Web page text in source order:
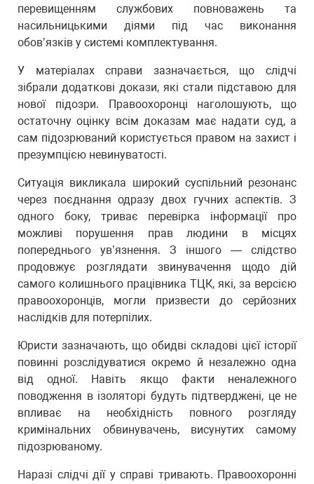
перевищенням службових повноважень та
насильницькими діями під час виконання
обов’язків у системі комплектування.
У матеріалах справи зазначається, що слідчі
зібрали додаткові докази, які стали підставою для
нової підозри. Правоохоронці наголошують, що
остаточну оцінку всім доказам має надати суд, а
сам підозрюваний користується правом на захист і
презумпцією невинуватості.
Ситуація викликала широкий суспільний резонанс
через поєднання одразу двох гучних аспектів. З
одного боку, триває перевірка інформації про
можливі порушення прав людини в місцях
попереднього ув’язнення. З іншого — слідство
продовжує розглядати звинувачення щодо дій
самого колишнього працівника ТЦК, які, за версією
правоохоронців, могли призвести до серйозних
наслідків для потерпілих.
Юристи зазначають, що обидві складові цієї історії
повинні розслідуватися окремо й незалежно одна
від одної. Навіть якщо факти неналежного
поводження в ізоляторі будуть підтверджені, це не
впливає на необхідність повного розгляду
кримінальних обвинувачень, висунутих самому
підозрюваному.
Наразі слідчі дії у справі тривають. Правоохоронні